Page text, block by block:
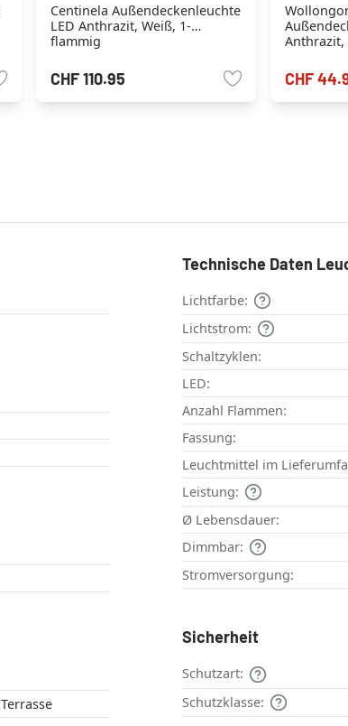
Centinela Außendeckenleuchte
LED Anthrazit, Weiß, 1-
flammig
CHF 110.95 CHF
Außenbereich , Keller , Terrasse
Technische Daten
Lichtfarbe:
Lichtstrom:
Schaltzyklen:
LED:
Anzahl Flammen:
Fassung:
Leuchtmittel im
Leistung:
Ø Lebensdauer:
Dimmbar:
Stromversorgung:
Sicherheit
Schutzart:
Schutzklasse: